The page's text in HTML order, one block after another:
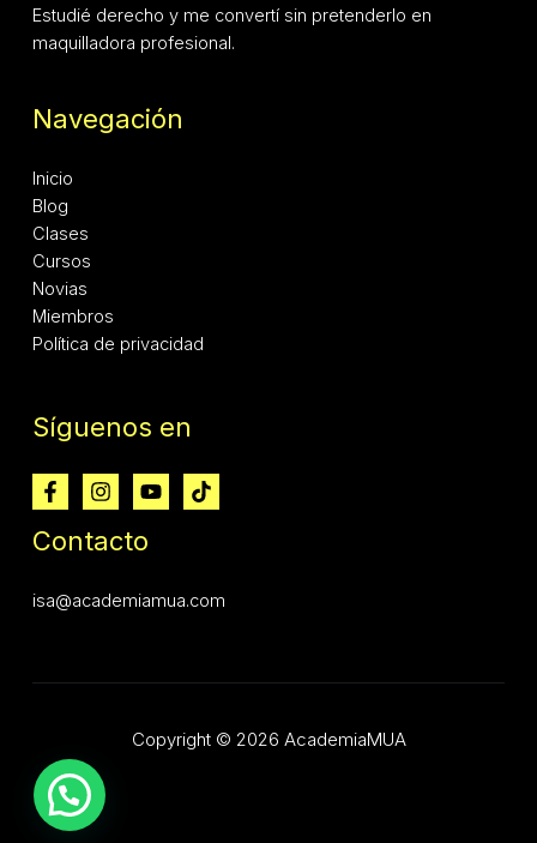
Estudié derecho y me convertí sin pretenderlo en
maquilladora profesional.
Navegación
Inicio
Blog
Clases
Cursos
Novias
Miembros
Política de privacidad
Síguenos en
Contacto
isa@academiamua.com
Copyright © 2026 AcademiaMUA